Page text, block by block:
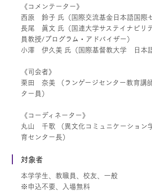
《コメンテーター》
西原 鈴子 氏（国際交流基金日本語国際
長尾 眞文 氏（国連大学サステイナビリ
員教授/プログラム・アドバイザー）
小澤 伊久美 氏（国際基督教大学 日本語
《司会者》
栗田 奈美 （ランゲージセンター教育講
ター員）
《コーディネーター》
丸山 千歌 （異文化コミュニケーション
育センター長）
対象者
本学学生、教職員、校友、一般
※申込不要、入場無料